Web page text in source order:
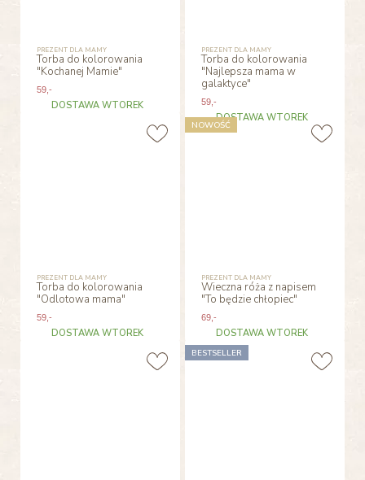
PREZENT DLA MAMY
Torba do kolorowania
"Kochanej Mamie"
59,-
DOSTAWA WTOREK
PREZENT DLA MAMY
Torba do kolorowania
"Najlepsza mama w
galaktyce"
59 ,-
DOSTAWA WTOREK
PREZENT DLA MAMY
Torba do kolorowania
"Odlotowa mama"
59,-
DOSTAWA WTOREK
PREZENT DLA MAMY
Wieczna róża z napisem
"To będzie chłopiec"
69 ,-
DOSTAWA WTOREK
NOWOŚĆ
BESTSELLER